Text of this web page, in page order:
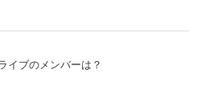
イブのメンバーは？